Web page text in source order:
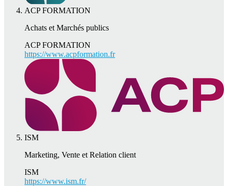
ACP FORMATION
Achats et Marchés publics
ACP FORMATION
https://www.acpformation.fr
ISM
Marketing, Vente et Relation client
ISM
https://www.ism.fr/